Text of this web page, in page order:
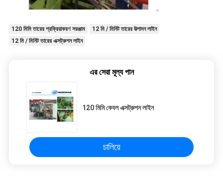
120 মিমি তারের প্রক্রিয়াকরণ সরঞ্জাম
12 মি / মিনিট তারের উত্পাদন লাইন
12 মি / মিনিট তারের এক্সট্রুশন লাইন
এর সেরা মূল্য পান
120 মিমি কেবল এক্সট্রুশন লাইন
চালিয়ে